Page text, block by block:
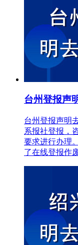
台州登报声
台州登报声明
系报社登报，
要求进行办理
了在线登报作